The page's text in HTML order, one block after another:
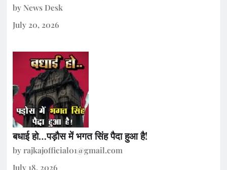
by News Desk
July 20, 2026
बधाई हो…पड़ौस में भगत सिंह पैदा हुआ है!
by rajkajofficial01@gmail.com
July 18, 2026